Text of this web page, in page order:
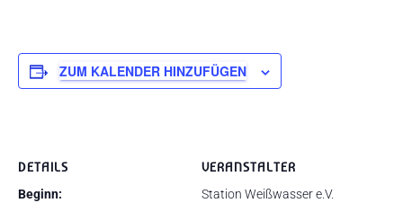
ZUM KALENDER HINZUFÜGEN
DETAILS
Beginn:
VERANSTALTER
Station Weißwasser e.V.